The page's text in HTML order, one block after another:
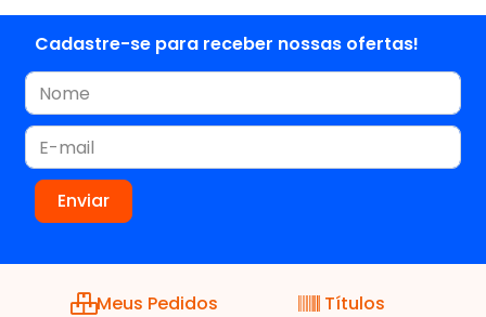
Cadastre-se para receber nossas ofertas!
Meus Pedidos
Títulos